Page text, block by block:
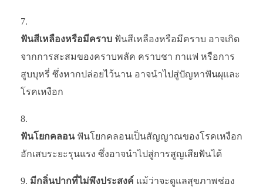
ฟันสีเหลืองหรือมีคราบ ฟันสีเหลืองหรือมีคราบ อาจเกิด
จากการสะสมของคราบพลัค คราบชา กาแฟ หรือการ
สูบบุหรี่ ซึ่งหากปล่อยไว้นาน อาจนำไปสู่ปัญหาฟันผุและ
โรคเหงือก
ฟันโยกคลอน ฟันโยกคลอนเป็นสัญญาณของโรคเหงือก
อักเสบระยะรุนแรง ซึ่งอาจนำไปสู่การสูญเสียฟันได้
มีกลิ่นปากที่ไม่พึงประสงค์ แม้ว่าจะดูแลสุขภาพช่อง